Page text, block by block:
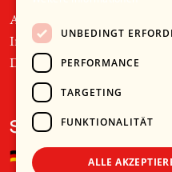
Wally Warning hat seiner
geprägten Humanismus und
mitgegeben – und Ami gibt
auf Augenhöhe: am Ende
„Take Life“ – hier singt
man das Leben so nehmen
Dass es für jeden von uns
man es zu ertragen hat und
AGB
Impressum
Datenschutz
Sprache
🇩🇪 Deutsch
UNBEDINGT
PERFORMANCE
TARGETING
FUNKTIONALITÄT
ALLE